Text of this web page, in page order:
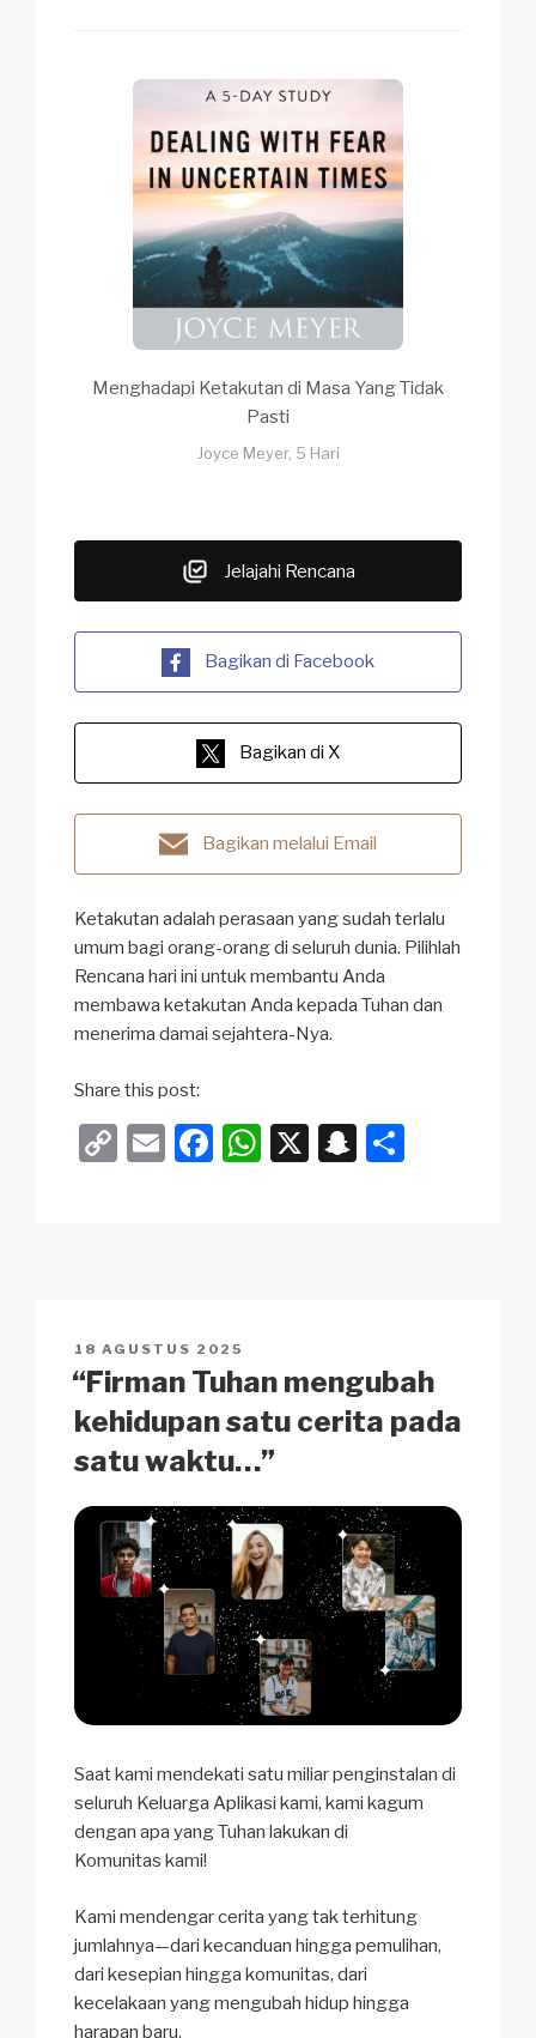
Menghadapi Ketakutan di Masa Yang Tidak
Pasti
Joyce Meyer, 5 Hari
Jelajahi Rencana
Bagikan di Facebook
Bagikan di X
Bagikan melalui Email
Ketakutan adalah perasaan yang sudah terlalu
umum bagi orang-orang di seluruh dunia. Pilihlah
Rencana hari ini untuk membantu Anda
membawa ketakutan Anda kepada Tuhan dan
menerima damai sejahtera-Nya.
Share this post:
C
n
k
E
F
o
o
k
W
p
X
S
at
POSTED
ON
18 AGUSTUS 2025
“Firman Tuhan mengubah
kehidupan satu cerita pada
satu waktu…”
Saat kami mendekati satu miliar penginstalan di
seluruh Keluarga Aplikasi kami, kami kagum
dengan apa yang Tuhan lakukan di
Komunitas kami!
Kami mendengar cerita yang tak terhitung
jumlahnya—dari kecanduan hingga pemulihan,
dari kesepian hingga komunitas, dari
kecelakaan yang mengubah hidup hingga
harapan baru.